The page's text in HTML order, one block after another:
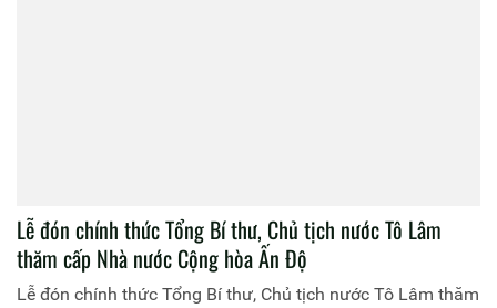
Lễ đón chính thức Tổng Bí thư, Chủ tịch nước Tô Lâm
thăm cấp Nhà nước Cộng hòa Ấn Độ
Lễ đón chính thức Tổng Bí thư, Chủ tịch nước Tô Lâm thăm